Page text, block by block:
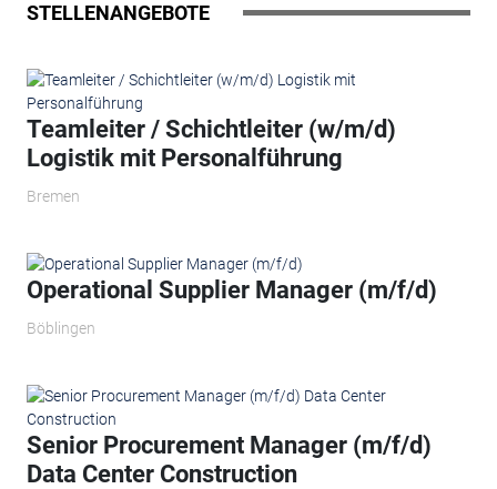
STELLENANGEBOTE
Teamleiter / Schichtleiter (w/m/d)
Logistik mit Personalführung
Bremen
Operational Supplier Manager​ (m/f/d)
Böblingen
Senior Procurement Manager (m/f/d)
Data Center Construction